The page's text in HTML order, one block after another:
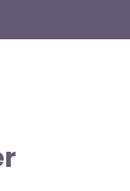
nous